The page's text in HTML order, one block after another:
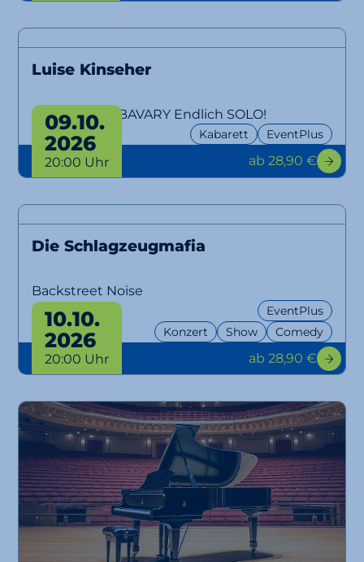
Luise Kinseher
MARY FROM BAVARY Endlich SOLO!
Kabarett EventPlus
09.10.
2026
20:00 Uhr ab 28,90 €
Die Schlagzeugmafia
Backstreet Noise
Konzert Show Comedy
EventPlus
10.10.
2026
20:00 Uhr ab 28,90 €